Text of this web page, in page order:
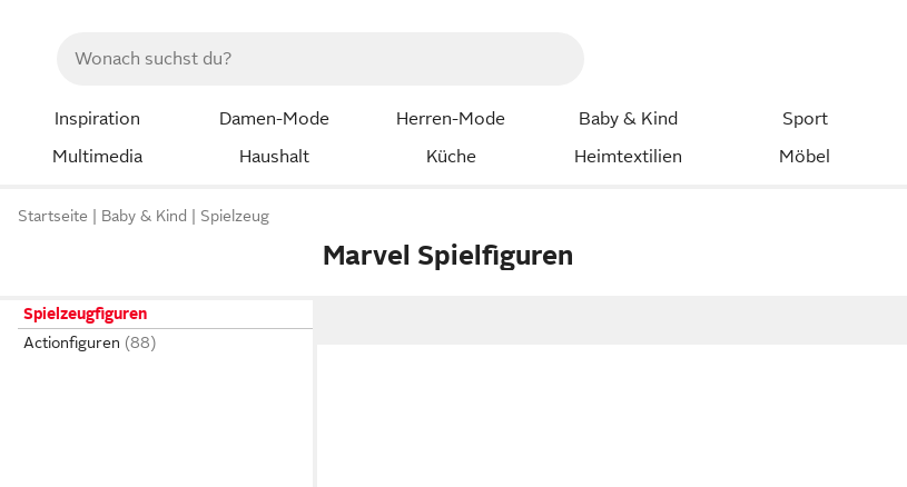
Inspiration Damen-Mode Herren-Mode Baby & Kind Sport
Multimedia
Haushalt Küche Heimtextilien Möbel
Startseite Baby & Kind Spielzeug
Marvel Spielfiguren
Spielzeugfiguren
Actionfiguren